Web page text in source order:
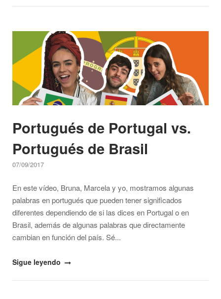
Open post
Portugués de Portugal vs.
Portugués de Brasil
07/09/2017
En este vídeo, Bruna, Marcela y yo, mostramos algunas
palabras en portugués que pueden tener significados
diferentes dependiendo de si las dices en Portugal o en
Brasil, además de algunas palabras que directamente
cambian en función del país. Sé...
"Portugués
Sigue leyendo